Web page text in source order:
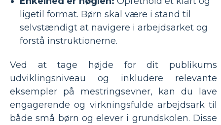
ligetil format. Børn skal være i stand til
selvstændigt at navigere i arbejdsarket og
forstå instruktionerne.
Ved at tage højde for dit publikums
udviklingsniveau og inkludere relevante
eksempler på mestringsevner, kan du lave
engagerende og virkningsfulde arbejdsark til
både små børn og elever i grundskolen. Disse